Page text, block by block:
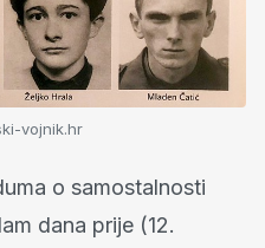
vojnik.hr
o samostalnosti
dana prije (12.